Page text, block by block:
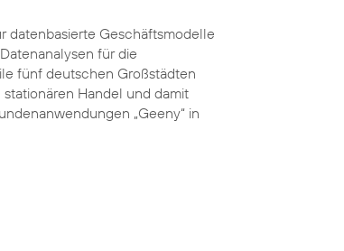
datenbasierte Geschäftsmodelle
für die
fünf deutschen Großstädten
Handel und damit
„Geeny“ in